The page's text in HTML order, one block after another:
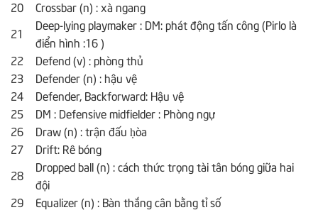
20
Crossbar (n) : xà ngang
21
Deep-lying playmaker : DM: phát động tấn công (Pirlo là
điển hình :16 )
22
Defend (v) : phòng thủ
23
Defender (n) : hậu vệ
24
Defender, Backforward: Hậu vệ
25
DM : Defensive midfielder : Phòng ngự
26
Draw (n) : trận đấu ḥòa
27
Drift: Rê bóng
28
Dropped ball (n) : cách thức trọng tài tân bóng giữa hai
đội
29
Equalizer (n) : Bàn thắng cân bằng tỉ số